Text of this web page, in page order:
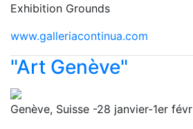
Exhibition Grounds
www.galleriacontinua.com
"Art Genève"
Genève, Suisse -28 janvier-1er